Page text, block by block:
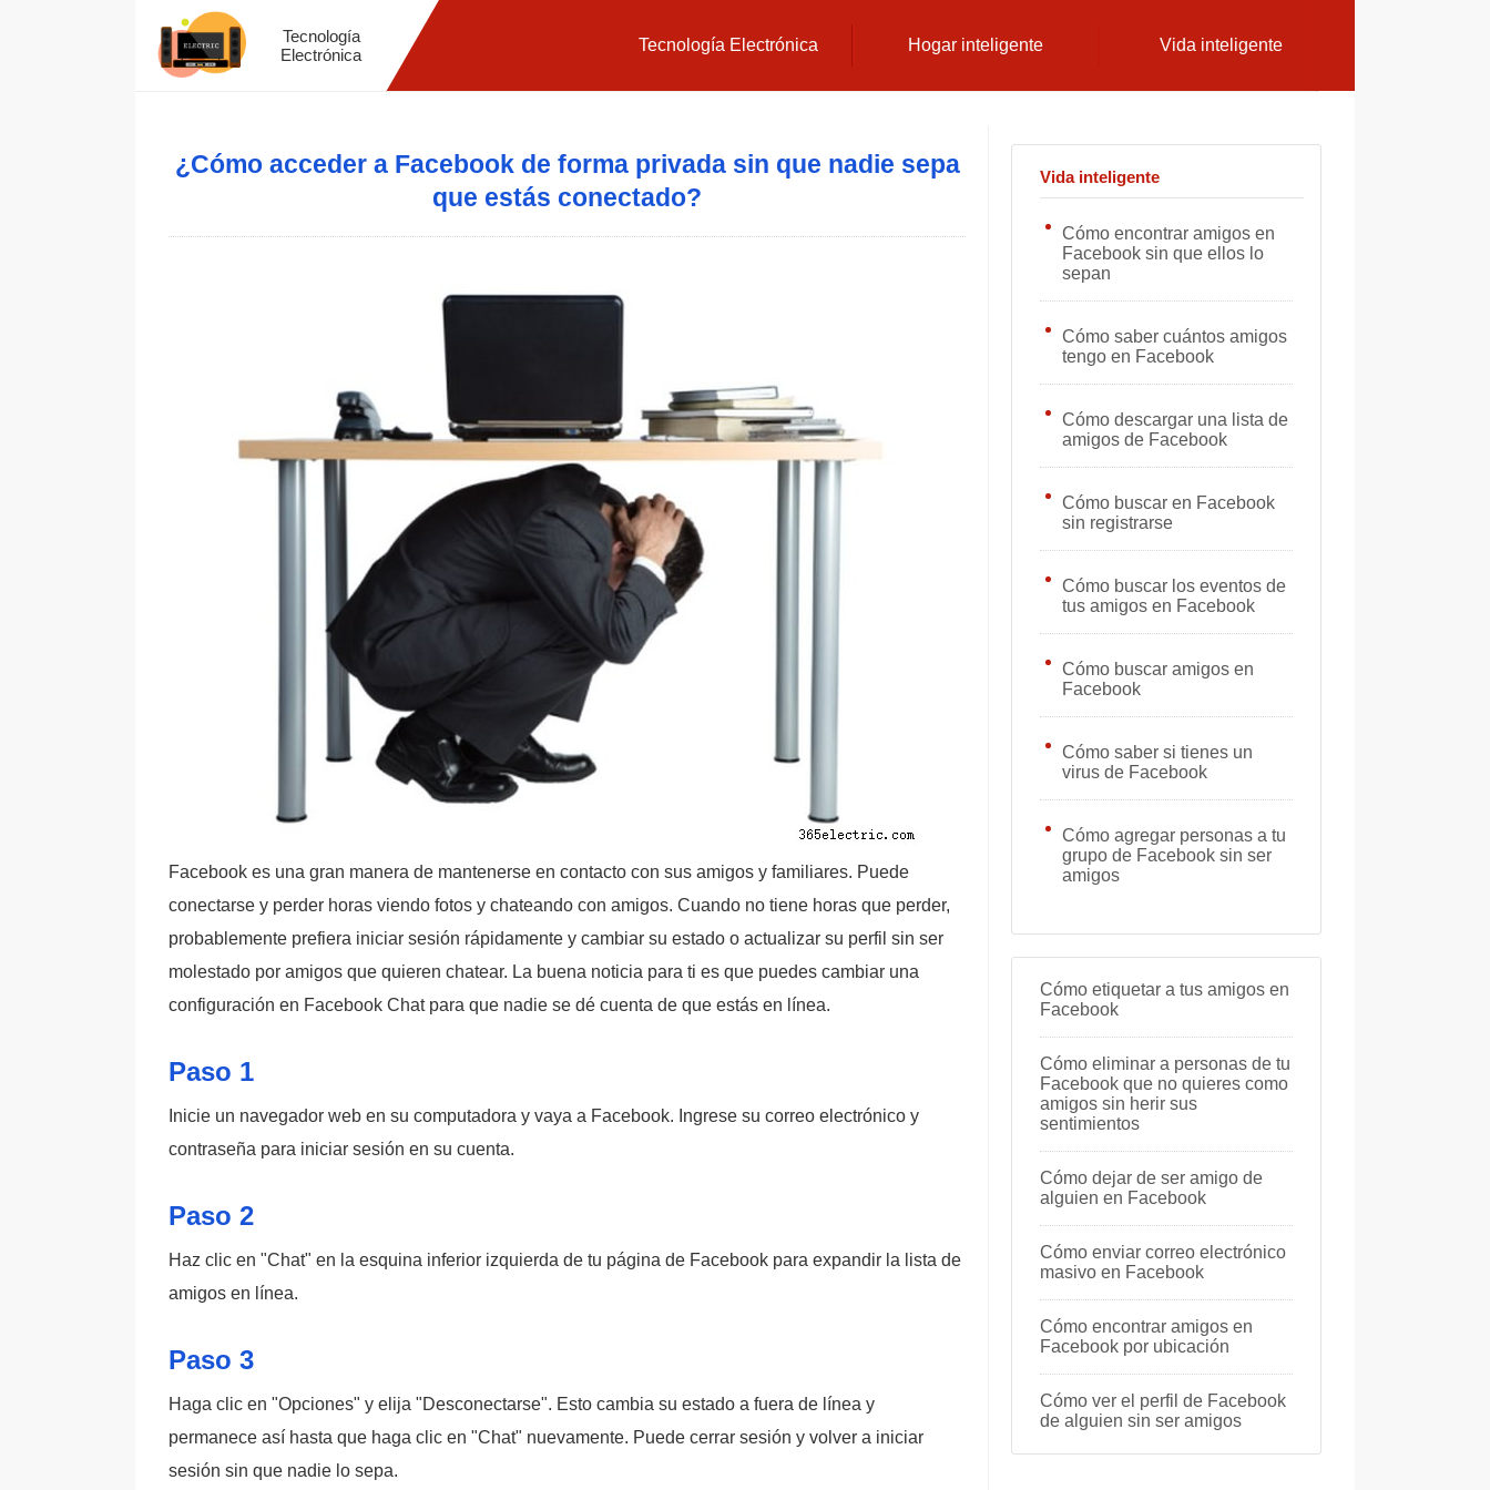
Tecnología
Electrónica
Tecnología Electrónica Hogar inteligente Vida inteligente
¿Cómo acceder a Facebook de forma privada sin que nadie sepa
que estás conectado?
Facebook es una gran manera de mantenerse en contacto con sus amigos y familiares. Puede
conectarse y perder horas viendo fotos y chateando con amigos. Cuando no tiene horas que perder,
probablemente prefiera iniciar sesión rápidamente y cambiar su estado o actualizar su perfil sin ser
molestado por amigos que quieren chatear. La buena noticia para ti es que puedes cambiar una
configuración en Facebook Chat para que nadie se dé cuenta de que estás en línea.
Paso 1
Inicie un navegador web en su computadora y vaya a Facebook. Ingrese su correo electrónico y
contraseña para iniciar sesión en su cuenta.
Paso 2
Haz clic en "Chat" en la esquina inferior izquierda de tu página de Facebook para expandir la lista de
amigos en línea.
Paso 3
Haga clic en "Opciones" y elija "Desconectarse". Esto cambia su estado a fuera de línea y
permanece así hasta que haga clic en "Chat" nuevamente. Puede cerrar sesión y volver a iniciar
sesión sin que nadie lo sepa.
Vida inteligente
Cómo encontrar amigos en
Facebook sin que ellos lo
sepan
Cómo saber cuántos amigos
tengo en Facebook
Cómo descargar una lista de
amigos de Facebook
Cómo buscar en Facebook
sin registrarse
Cómo buscar los eventos de
tus amigos en Facebook
Cómo buscar amigos en
Facebook
Cómo saber si tienes un
virus de Facebook
Cómo agregar personas a tu
grupo de Facebook sin ser
amigos
Cómo etiquetar a tus amigos en
Facebook
Cómo eliminar a personas de tu
Facebook que no quieres como
amigos sin herir sus
sentimientos
Cómo dejar de ser amigo de
alguien en Facebook
Cómo enviar correo electrónico
masivo en Facebook
Cómo encontrar amigos en
Facebook por ubicación
Cómo ver el perfil de Facebook
de alguien sin ser amigos